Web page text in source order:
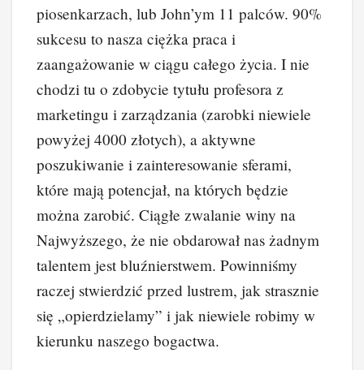
piosenkarzach, lub John’ym 11 palców. 90%
sukcesu to nasza ciężka praca i
zaangażowanie w ciągu całego życia. I nie
chodzi tu o zdobycie tytułu profesora z
marketingu i zarządzania (zarobki niewiele
powyżej 4000 złotych), a aktywne
poszukiwanie i zainteresowanie sferami,
które mają potencjał, na których będzie
można zarobić. Ciągłe zwalanie winy na
Najwyższego, że nie obdarował nas żadnym
talentem jest bluźnierstwem. Powinniśmy
raczej stwierdzić przed lustrem, jak strasznie
się „opierdzielamy” i jak niewiele robimy w
kierunku naszego bogactwa.